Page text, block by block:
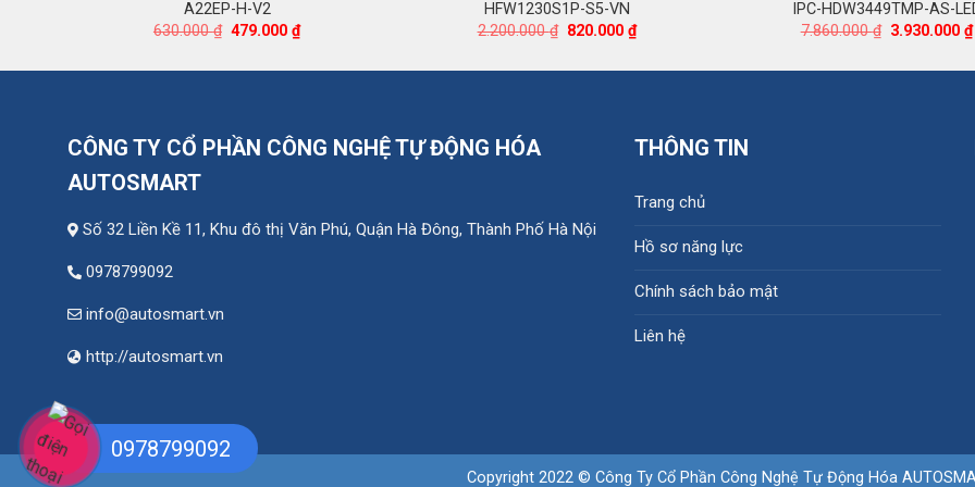
A22EP-H-V2
630.000₫ Giá
630.000 ₫.
479.000₫Giá
hiện
là:
HFW1230S1P-S5-VN
2.200.000₫ Giá
2.200.000 ₫.
820.000 ₫Giá
hiện
là:
IPC-HDW3449TMP-AS-
7.860.000₫ Giá
7.860.000 ₫.
3.930.000 ₫
CÔNG TY CỔ PHẦN CÔNG NGHỆ TỰ ĐỘNG HÓA
AUTOSMART
Số 32 Liền Kề 11, Khu đô thị Văn Phú, Quận Hà Đông, Thành Phố Hà Nội
0978799092
info@autosmart.vn
http://autosmart.vn
THÔNG TIN
Trang chủ
Hồ sơ năng lực
Chính sách bảo mật
Liên hệ
Copyright 2022 © Công Ty Cổ Phần Công Nghệ Tự Động Hóa
0978799092